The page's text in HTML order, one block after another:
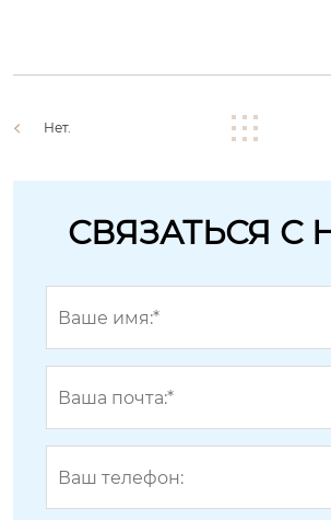
Нет.
СВЯЗАТЬСЯ С